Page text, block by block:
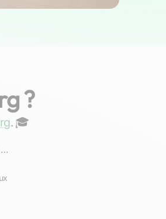
?
. ‍🎓
EM Lyon / Université Lumière Lyon II